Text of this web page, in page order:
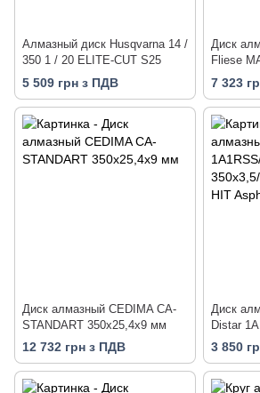
Алмазный диск Husqvarna 14 /
350 1 / 20 ELITE-CUT S25
5 509 грн з ПДВ
Диск
Fliese
7 323
Диск алмазный СEDIMA CA-
STANDART 350х25,4х9 мм
12 732 грн з ПДВ
Диск
Distar
350x3,5/
HIT
3 850